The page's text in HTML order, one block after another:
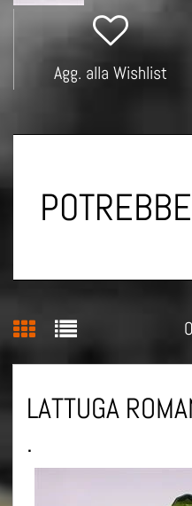
Agg. alla Wishlist
LATTUGA
.